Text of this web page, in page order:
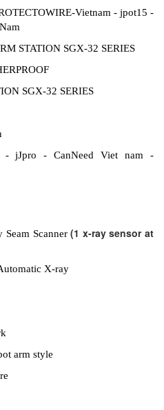
Vietnam - jpot15 -
STATION SGX-32 SERIES
SGX-32 SERIES
- jJpro - CanNeed Viet nam -
Seam Scanner(1 x-ray sensor at
X-ray
arm style